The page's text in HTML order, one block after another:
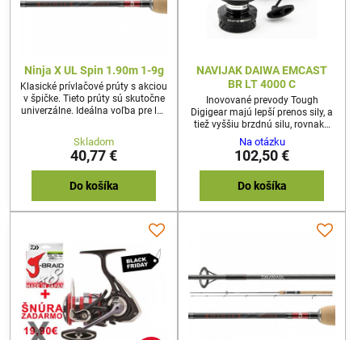
Ninja X UL Spin 1.90m 1-9g
Klasické prívlačové prúty s akciou
v špičke. Tieto prúty sú skutočne
univerzálne. Ideálna voľba pre lov
i rotačkami.
Skladom
40,77 €
Do košíka
NAVIJAK DAIWA EMCAST
BR LT 4000 C
Inovované prevody Tough
Digigear majú lepší prenos sily, a
tiež vyššiu brzdnú silu, rovnako
tak i hodvábne hladký
chod.Brzda ATD pracuje
okamžite, bez počiatočného
odporu a má obrovské silové
rezervy aj pre zdolávanie väčších
ďaleké hody má špeciálny dizajn,
ktorý znižuje trenie, a tak vďaka
nej nahodíte oveľa ďalej.Voľno-
Na otázku
102,50 €
Do košíka